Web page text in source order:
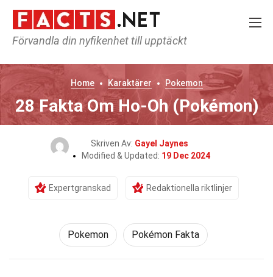
Förvandla din nyfikenhet till upptäckt
Home Karaktärer Pokemon
28 Fakta Om Ho-Oh (Pokémon)
Skriven Av: Gayel Jaynes
Modified & Updated: 19 Dec 2024
Expertgranskad Redaktionella riktlinjer
Pokemon Pokémon Fakta